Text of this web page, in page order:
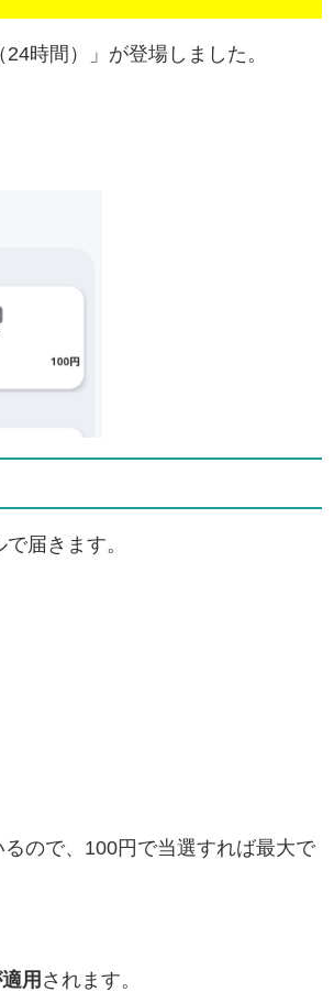
時間）」が登場しました。
届きます。
ので、100円で当選すれば最大で
用 されます。